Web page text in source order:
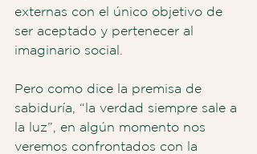
externas con el único objetivo de
ser aceptado y pertenecer al
imaginario social.
Pero como dice la premisa de
sabiduría, “la verdad siempre sale a
la luz”, en algún momento nos
veremos confrontados con la